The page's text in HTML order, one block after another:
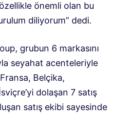
önemli olan bu
diliyorum” dedi.
grubun 6 markasını
seyahat acenteleriyle
Belçika,
dolaşan 7 satış
satış ekibi sayesinde